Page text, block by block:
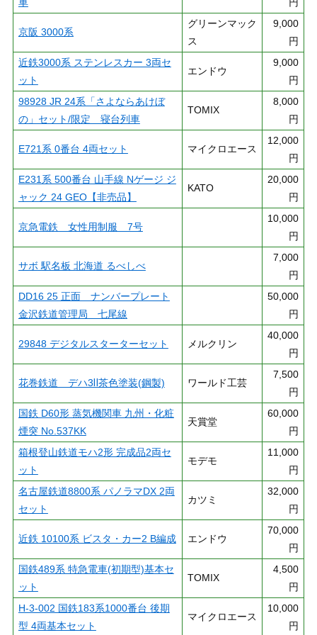
車
円
京阪 3000系
グリーンマック
ス
9,000
円
近鉄3000系 ステンレスカー 3両セ
ット
エンドウ
9,000
円
98928 JR 24系「さよならあけぼ
の」セット/限定 寝台列車
TOMIX
8,000
円
E721系 0番台 4両セット マイクロエース
12,000
円
E231系 500番台 山手線 Nゲージ ジ
ャック 24 GEO【非売品】
KATO
20,000
円
京急電鉄 女性用制服 7号
10,000
円
サボ 駅名板 北海道 るべしべ
7,000
円
DD16 25 正面 ナンバープレート
金沢鉄道管理局 七尾線
50,000
円
29848 デジタルスターターセット メルクリン
40,000
円
花巻鉄道 デハ3Ⅱ茶色塗装(鋼製) ワールド工芸
7,500
円
国鉄 D60形 蒸気機関車 九州・化粧
煙突 No.537KK
天賞堂
60,000
円
箱根登山鉄道モハ2形 完成品2両セ
ット
モデモ
11,000
円
名古屋鉄道8800系 パノラマDX 2両
セット
カツミ
32,000
円
近鉄 10100系 ビスタ・カー2 B編成 エンドウ
70,000
円
国鉄489系 特急電車(初期型)基本セ
ット
TOMIX
4,500
円
H-3-002 国鉄183系1000番台 後期
型 4両基本セット
マイクロエース
10,000
円